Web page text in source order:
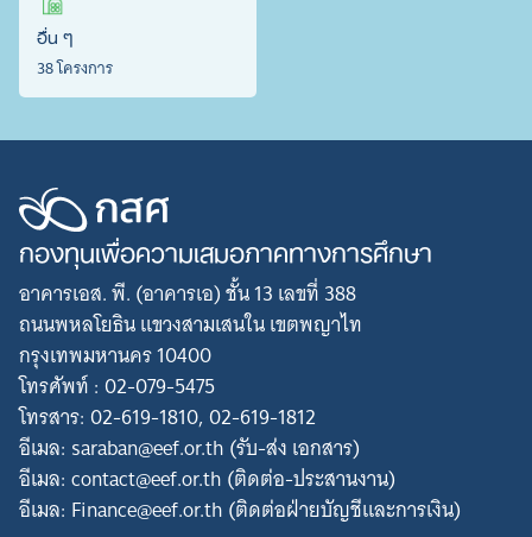
อื่น ๆ
38 โครงการ
กองทุนเพื่อความเสมอภาคทางการศึกษา
อาคารเอส. พี. (อาคารเอ) ชั้น 13 เลขที่ 388
ถนนพหลโยธิน แขวงสามเสนใน เขตพญาไท
กรุงเทพมหานคร 10400
โทรศัพท์ : 02-079-5475
โทรสาร: 02-619-1810, 02-619-1812
อีเมล: saraban@eef.or.th (รับ-ส่ง เอกสาร)
อีเมล: contact@eef.or.th (ติดต่อ-ประสานงาน)
อีเมล: Finance@eef.or.th (ติดต่อฝ่ายบัญชีและการเงิน)